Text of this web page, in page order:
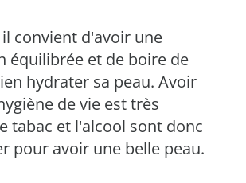
convient d'avoir une
équilibrée et de boire de
hydrater sa peau. Avoir
de vie est très
tabac et l'alcool sont donc
pour avoir une belle peau.